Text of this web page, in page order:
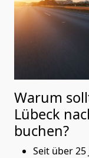
Warum
Lübeck
buchen?
Seit über